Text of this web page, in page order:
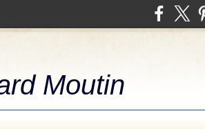
Moutin